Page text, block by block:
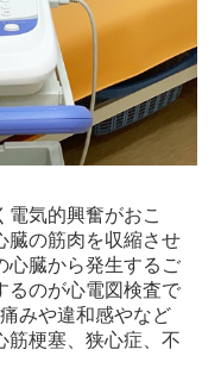
気的興奮がおこ
臓の筋肉を収縮させ
心臓から発生するご
るのが心電図検査で
みや違和感やなど
筋梗塞、狭心症、不